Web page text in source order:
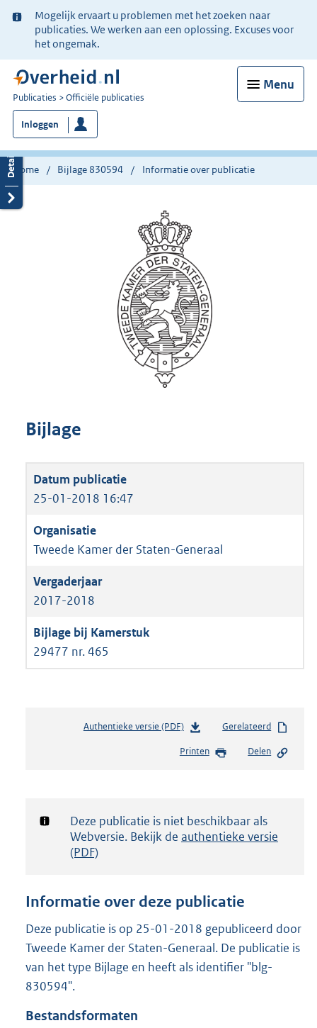
Ter
informatie:
Mogelijk ervaart u problemen met het zoeken naar
publicaties. We werken aan een oplossing. Excuses voor
het ongemak.
Menu
U
bent
nu
hier:
Publicaties Officiële publicaties
Inloggen
Home Bijlage 830594 Informatie over publicatie
Bijlage
25-01-2018 16:47
Tweede Kamer der Staten-Generaal
2017-2018
29477 nr. 465
Authentieke versie (PDF)b
s
d
g
t
e
:
3
Gerelateerd
Printen Delen
Notificatie:
Deze publicatie is niet beschikbaar als
Webversie. Bekijk de authentieke versie
(PDF)
Informatie over deze publicatie
Deze publicatie is op 25-01-2018 gepubliceerd door
Tweede Kamer der Staten-Generaal. De publicatie is
van het type Bijlage en heeft als identifier "blg-
830594".
Bestandsformaten